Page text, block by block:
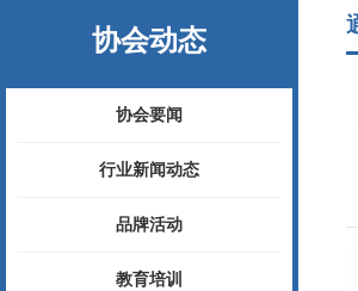
协会动态
协会要闻
行业新闻动态
品牌活动
教育培训